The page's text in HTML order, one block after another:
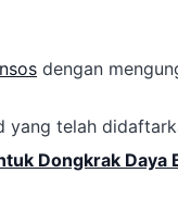
dengan
yang telah
Dongkrak Daya